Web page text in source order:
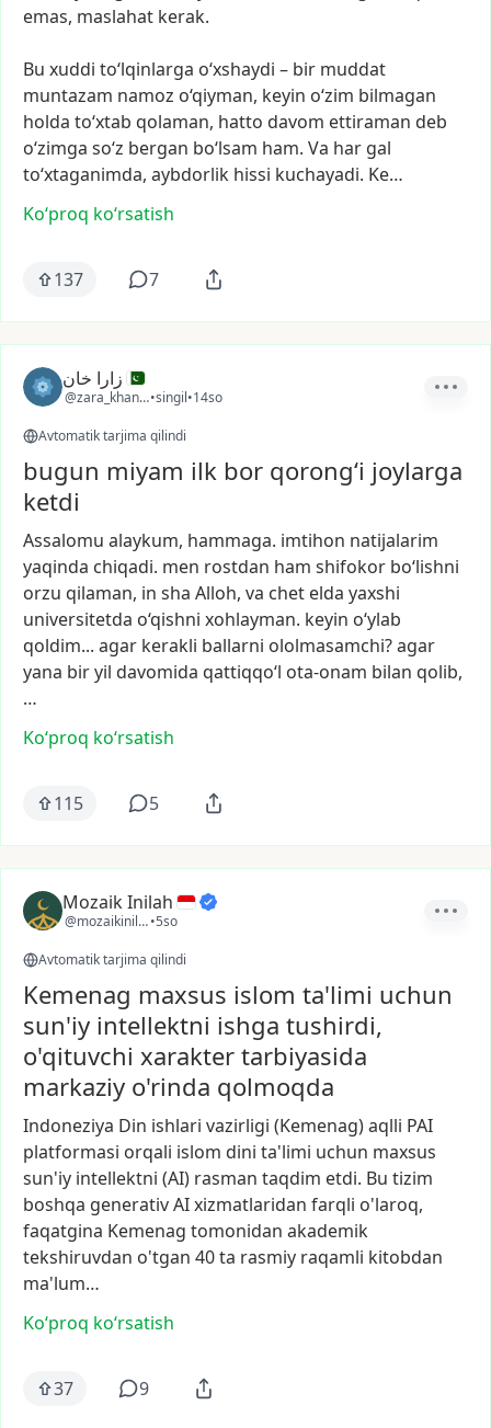
emas, maslahat kerak.
Bu xuddi to‘lqinlarga o‘xshaydi – bir muddat
muntazam namoz o‘qiyman, keyin o‘zim bilmagan
holda to‘xtab qolaman, hatto davom ettiraman deb
o‘zimga so‘z bergan bo‘lsam ham. Va har gal
to‘xtaganimda, aybdorlik hissi kuchayadi. Ke…
Ko‘proq koʻrsatish
137 7
زارا خان
@zara_khan13•singil•14so
Avtomatik tarjima qilindi
bugun miyam ilk bor qorong‘i joylarga
ketdi
Assalomu alaykum, hammaga. imtihon natijalarim
yaqinda chiqadi. men rostdan ham shifokor bo‘lishni
orzu qilaman, in sha Alloh, va chet elda yaxshi
universitetda o‘qishni xohlayman. keyin o‘ylab
qoldim... agar kerakli ballarni ololmasamchi?agar
yana biryil davomida qattiqqo‘l ota-onam bilan qolib,
…
Ko‘proq koʻrsatish
115 5
Mozaik Inilah
@mozaikinilah•5so
Avtomatik tarjima qilindi
Kemenag maxsus islom ta'limi uchun
sun'iy intellektni ishga tushirdi,
o'qituvchi xarakter tarbiyasida
markaziy o'rinda qolmoqda
Indoneziya Din ishlari vazirligi (Kemenag)aqlli PAI
platformasi orqali islom dini ta'limi uchun maxsus
sun'iy intellektni (AI) rasman taqdim etdi. Bu tizim
boshqa generativAIxizmatlaridan farqli o'laroq,
faqatgina Kemenag tomonidan akademik
tekshiruvdan o'tgan 40ta rasmiy raqamli kitobdan
ma'lum…
Ko‘proq koʻrsatish
37 9